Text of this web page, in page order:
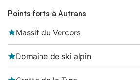
Points forts à Autrans
Massif du Vercors
Domaine de ski alpin